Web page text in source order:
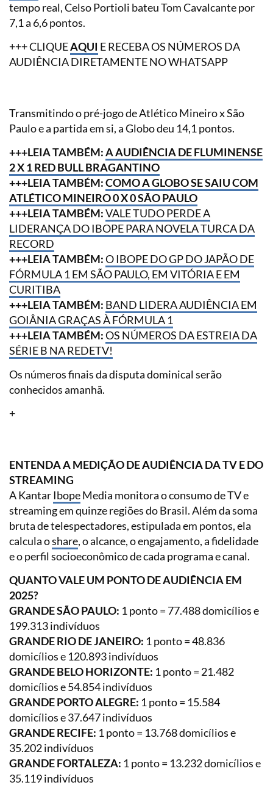
tempo real, Celso Portioli bateu Tom Cavalcante por
7,1 a 6,6 pontos.
+++ CLIQUEAQUI E RECEBA OS NÚMEROS DA
AUDIÊNCIA DIRETAMENTE NO WHATSAPP
Transmitindo o pré-jogo de Atlético Mineiro x São
Paulo e a partida em si, a Globo deu 14,1 pontos.
+++LEIA TAMBÉM:A AUDIÊNCIA DE FLUMINENSE
2 X 1 RED BULL BRAGANTINO
+++LEIA TAMBÉM:COMO A GLOBO SE SAIU COM
ATLÉTICO MINEIRO 0 X 0 SÃO PAULO
+++LEIA TAMBÉM:VALE TUDO PERDE A
LIDERANÇA DO IBOPE PARA NOVELA TURCA DA
RECORD
+++LEIA TAMBÉM:O IBOPE DO GP DO JAPÃO DE
FÓRMULA 1 EM SÃO PAULO, EM VITÓRIA E EM
CURITIBA
+++LEIA TAMBÉM: BAND LIDERA AUDIÊNCIA EM
GOIÂNIA GRAÇAS À FÓRMULA 1
+++LEIA TAMBÉM:OS NÚMEROS DA ESTREIA DA
SÉRIE B NA REDETV!
Os números finais da disputa dominical serão
conhecidos amanhã.
+
ENTENDA A MEDIÇÃO DE AUDIÊNCIA DA TV E DO
STREAMING
A KantarIbopeMedia monitora o consumo de TV e
streaming em quinze regiões do Brasil. Além da soma
bruta de telespectadores, estipulada em pontos, ela
calcula oshare, o alcance, o engajamento, a fidelidade
e o perfil socioeconômico de cada programa e canal.
QUANTO VALE UM PONTO DE AUDIÊNCIA EM
2025?
GRANDE SÃO PAULO: 1 ponto = 77.488 domicílios e
199.313 indivíduos
GRANDE RIO DE JANEIRO: 1 ponto = 48.836
domicílios e 120.893 indivíduos
GRANDE BELO HORIZONTE: 1 ponto = 21.482
domicílios e 54.854 indivíduos
GRANDE PORTO ALEGRE: 1 ponto = 15.584
domicílios e 37.647 indivíduos
GRANDE RECIFE: 1 ponto = 13.768 domicílios e
35.202 indivíduos
GRANDE FORTALEZA: 1 ponto = 13.232 domicílios e
35.119 indivíduos